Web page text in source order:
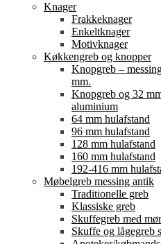
Knager
Frakkeknager
Enkeltknager
Motivknager
Køkkengreb og knopper
Knopgreb –
mm.
Knopgreb og 32
aluminium
64 mm hulafstand
96 mm hulafstand
128 mm hulafstand
160 mm hulafstand
192-416 mm
Møbelgreb messing antik
Traditionelle greb
Klassiske greb
Skuffegreb med
Skuffe og lågegreb